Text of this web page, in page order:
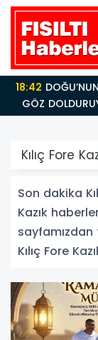
18:42
GÖZ
Kılıç Fore
Son dakika
Kazık
Kılıç Fore